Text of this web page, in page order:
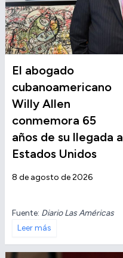
El abogado
cubanoamericano
Willy Allen
conmemora 65
años de su llegada a
Estados Unidos
8 de agosto de 2026
Fuente: Diario Las Américas
Leer más